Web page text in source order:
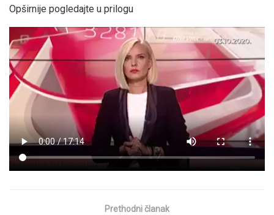
Opširnije pogledajte u prilogu
Prethodni članak